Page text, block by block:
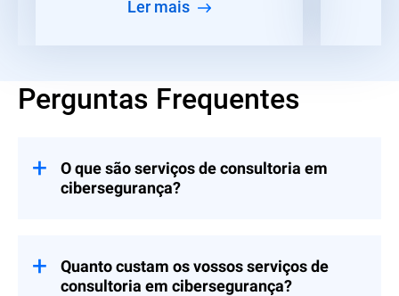
ler mais
Perguntas Frequentes
O que são serviços de consultoria em
cibersegurança?
controlos em Estratégia e Liderança, Risco
e Conformidade e Preparação para
Quanto custam os vossos serviços de
consultoria em cibersegurança?